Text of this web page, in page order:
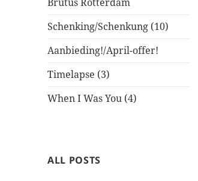
Schenking/Schenkung (10)
Aanbieding!/April-offer!
Timelapse (3)
When I Was You (4)
ALL POSTS